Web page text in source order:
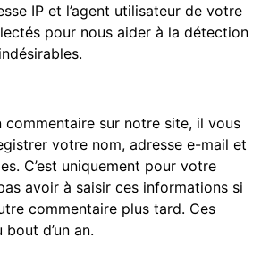
IP et l’agent utilisateur de votre
pour nous aider à la détection
commentaire sur notre site, il vous
votre nom, adresse e-mail et
C’est uniquement pour votre
avoir à saisir ces informations si
commentaire plus tard. Ces
d’un an.